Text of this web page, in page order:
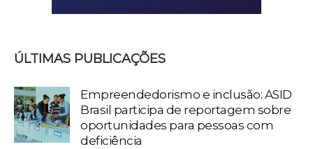
ÚLTIMAS PUBLICAÇÕES
Empreendedorismo e inclusão: ASID
Brasil participa de reportagem sobre
oportunidades para pessoas com
deficiência